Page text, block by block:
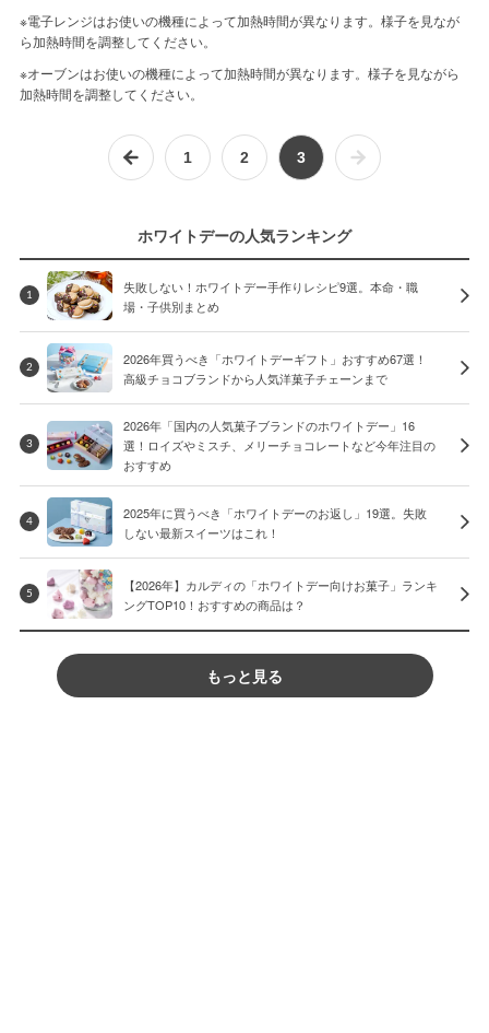
※電子レンジはお使いの機種によって加熱時間が異なります。様子を見なが
ら加熱時間を調整してください。
※オーブンはお使いの機種によって加熱時間が異なります。様子を見ながら
加熱時間を調整してください。
1 2 3
ホワイトデーの人気ランキング
1
失敗しない！ホワイトデー手作りレシピ9選。本命・職
場・子供別まとめ
2
2026年買うべき「ホワイトデーギフト」おすすめ67選！
高級チョコブランドから人気洋菓子チェーンまで
3
2026年「国内の人気菓子ブランドのホワイトデー」16
選！ロイズやミスチ、メリーチョコレートなど今年注目の
おすすめ
4
2025年に買うべき「ホワイトデーのお返し」19選。失敗
しない最新スイーツはこれ！
5
【2026年】カルディの「ホワイトデー向けお菓子」ランキ
ングTOP10！おすすめの商品は？
もっと見る